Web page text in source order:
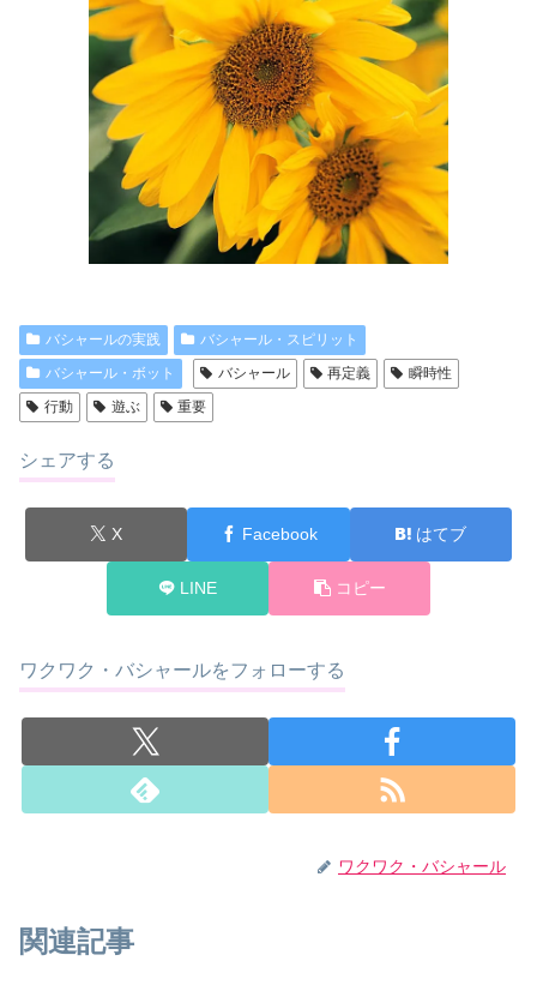
バシャールの実践
バシャール・スピリット
バシャール・ボット
バシャール 再定義
瞬時性
行動
遊ぶ 重要
シェアする
X Facebook はてブ
LINE コピー
ワクワク・バシャールをフォローする
ワクワク・バシャール
関連記事